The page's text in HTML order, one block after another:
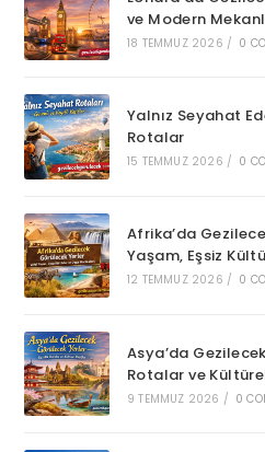
ve Modern
18 TEMMUZ 2026 / 0
Yalnız Seyahat
Rotalar
15 TEMMUZ 2026 / 0
Afrika’da
Yaşam, Eşsiz
12 TEMMUZ 2026 / 0
Asya’da
Rotalar ve
9 TEMMUZ 2026 / 0